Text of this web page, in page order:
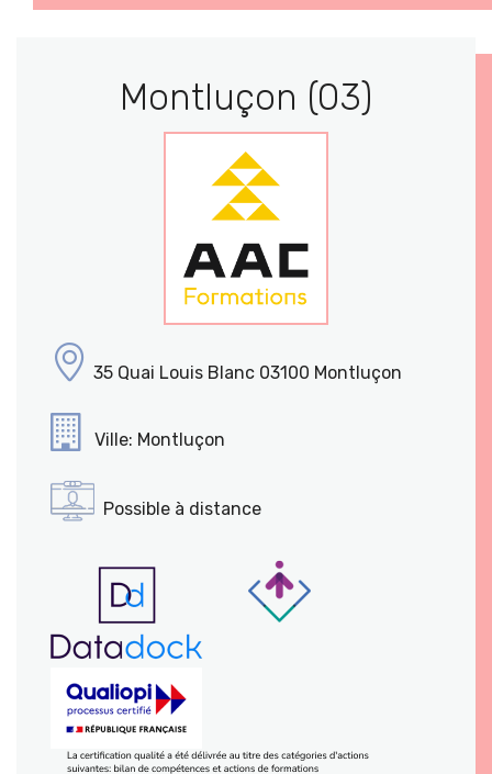
Montluçon (03)
35 Quai Louis Blanc 03100 Montluçon
Ville: Montluçon
Possible à distance